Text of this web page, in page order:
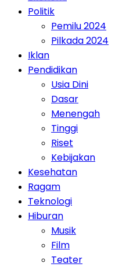
Politik
Pemilu 2024
Pilkada 2024
Iklan
Pendidikan
Usia Dini
Dasar
Menengah
Tinggi
Riset
Kebijakan
Kesehatan
Ragam
Teknologi
Hiburan
Musik
Film
Teater